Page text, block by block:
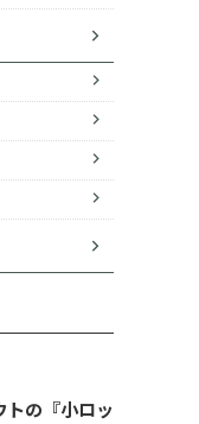
の『小ロッ